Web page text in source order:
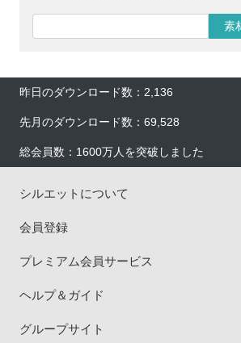
素
昨日のダウンロード数：2,136
先月のダウンロード数：69,528
総会員数：1600万人を突破しました
シルエットについて
会員登録
プレミアム会員サービス
ヘルプ＆ガイド
グループサイト